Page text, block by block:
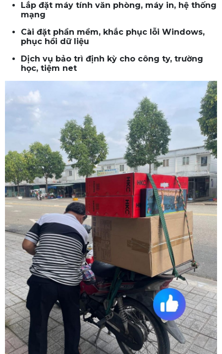
Lắp đặt máy tính văn phòng, máy in, hệ thống
mạng
Cài đặt phần mềm, khắc phục lỗi Windows,
phục hồi dữ liệu
Dịch vụ bảo trì định kỳ cho công ty, trường
học, tiệm net